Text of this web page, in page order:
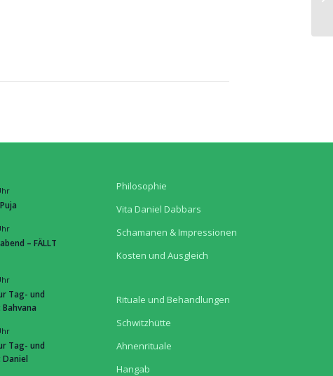
– FÄLLT
Tag- und
Tag- und
Philosophie
Vita Daniel Dabbars
Schamanen & Impressionen
Kosten und Ausgleich
Rituale und Behandlungen
Schwitzhütte
Ahnenrituale
Hangab